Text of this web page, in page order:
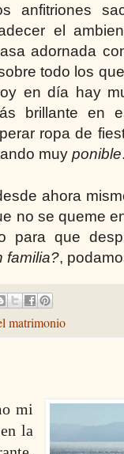
anfitriones
el
adornada
todo los
en día hay
brillante en
ropa de
muy ponible
ahora
no se queme
para que
familia?,
matrimonio
mi
la